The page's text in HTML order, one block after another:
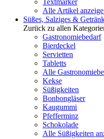
Textmarker
Alle Artikel
Süßes, Salziges &
Zurück zu allen
Gastronomiebedarf
Bierdeckel
Servietten
Tabletts
Alle
Kekse
Süßigkeiten
Bonbongläser
Kaugummi
Pfefferminz
Schokolade
Alle Süßigkeiten